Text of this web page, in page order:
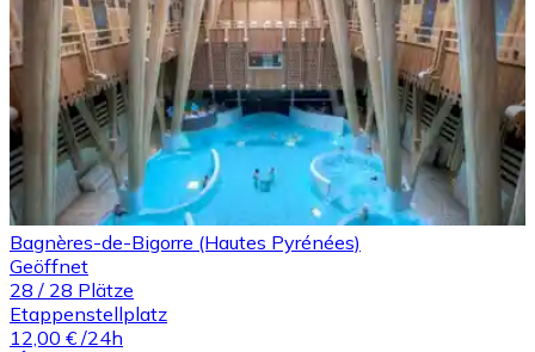
Bagnères-de-Bigorre (Hautes Pyrénées)
Geöffnet
28 / 28 Plätze
Etappenstellplatz
12,00 € /24h